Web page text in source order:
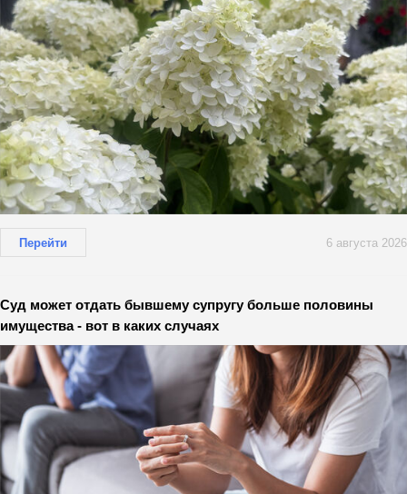
Перейти 6 августа 2026
Суд может отдать бывшему супругу больше половины
имущества - вот в каких случаях